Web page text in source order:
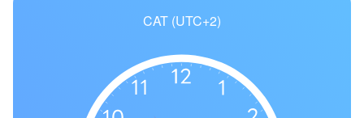
CAT (UTC+2)